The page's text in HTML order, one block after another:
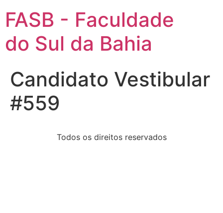
FASB - Faculdade
do Sul da Bahia
Candidato Vestibular
#559
Todos os direitos reservados